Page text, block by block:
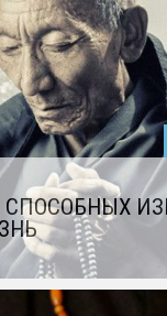
СПОСОБНЫХ